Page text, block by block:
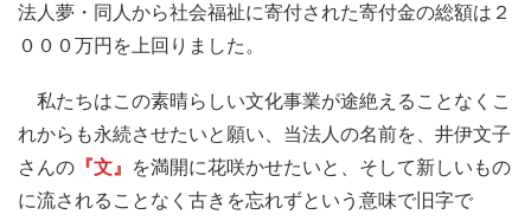
法人夢・同人から社会福祉に寄付された寄付金の総額は２
０００万円を上回りました。
私たちはこの素晴らしい文化事業が途絶えることなくこ
れからも永続させたいと願い、当法人の名前を、井伊文子
さんの 『文』
を満開に花咲かせたいと、そして新しいもの
に流されることなく古きを忘れずという意味で旧字で